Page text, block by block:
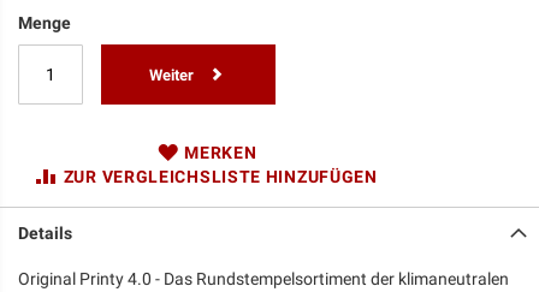
Menge
Weiter
MERKEN
ZUR VERGLEICHSLISTE HINZUFÜGEN
Details
Original Printy 4.0 - Das Rundstempelsortiment der klimaneutralen